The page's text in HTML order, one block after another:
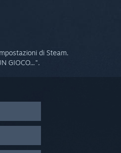
di Steam.
GIOCO...".